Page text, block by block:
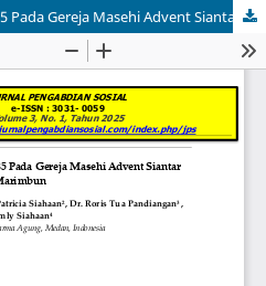
Sosialisasi Penerapan ISAK 35 Pada Gereja Masehi Advent Siantar Marimbun